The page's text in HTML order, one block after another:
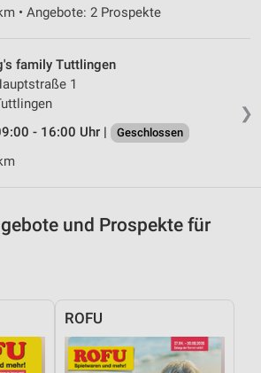
• Angebote: 2 Prospekte
❯
family Tuttlingen
1
- 16:00 Uhr |
Geschlossen
und Prospekte für
ROFU
Daten zur Auswahl von